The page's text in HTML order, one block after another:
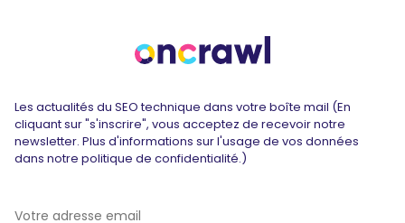
Les actualités du SEO technique dans votre boîte mail (En
cliquant sur "s'inscrire", vous acceptez de recevoir notre
newsletter. Plus d'informations sur l'usage de vos données
dans notre politique de confidentialité.)